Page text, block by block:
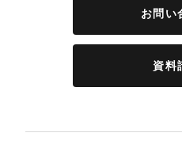
お問い
資料